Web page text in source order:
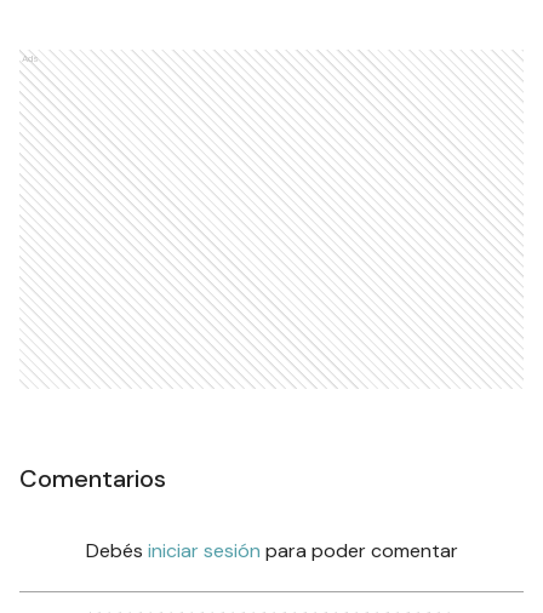
Ads
Comentarios
Debés iniciar sesión para poder comentar